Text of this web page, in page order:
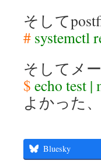
そして
# systemctl
そしてメ
$ echo test |
よかった
Bluesky